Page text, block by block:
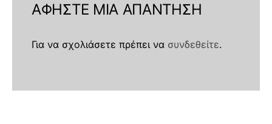
ΑΦΉΣΤΕ ΜΙΑ ΑΠΆΝΤΗΣΗ
Για να σχολιάσετε πρέπει να συνδεθείτε.